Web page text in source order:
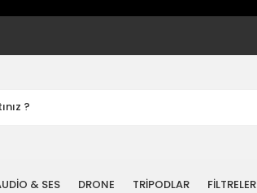
& SES DRONE TRİPODLAR FİLTRELER